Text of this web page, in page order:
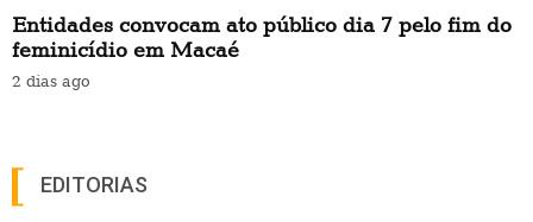
Entidades convocam ato público dia 7 pelo fim do
feminicídio em Macaé
2 dias ago
EDITORIAS